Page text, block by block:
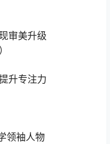
审美升级
升专注力
领袖人物